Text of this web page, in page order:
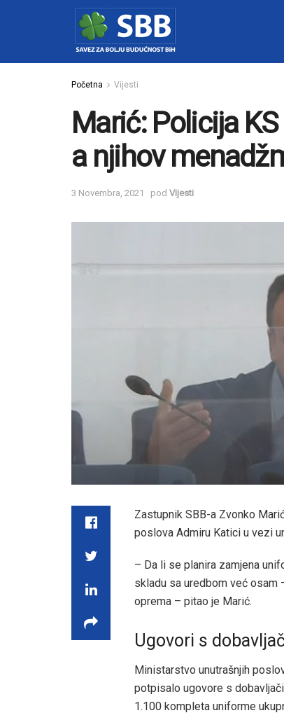
Početna Vijesti
Marić: Policija
a njihov
3 Novembra, 2021 pod Vijesti
Zastupnik SBB-a Zvonko
poslova Admiru Katici u vezi
– Da li se planira zamjena
skladu sa uredbom već osam
oprema – pitao je Marić.
Ugovori s
Ministarstvo unutrašnjih
potpisalo ugovore s
1.100 kompleta uniforme